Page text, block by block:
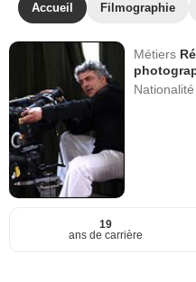
Accueil Filmographie
Métiers
Nationalité
19
ans de carrière